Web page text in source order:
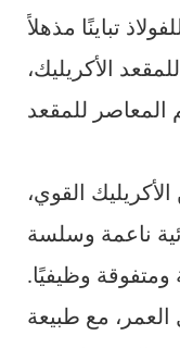
تباينًا مذهلاً
الأكريليك،
القوي،
ناعمة وسلسة
ومتفوقة وظيفيًا.
مع طبيعة